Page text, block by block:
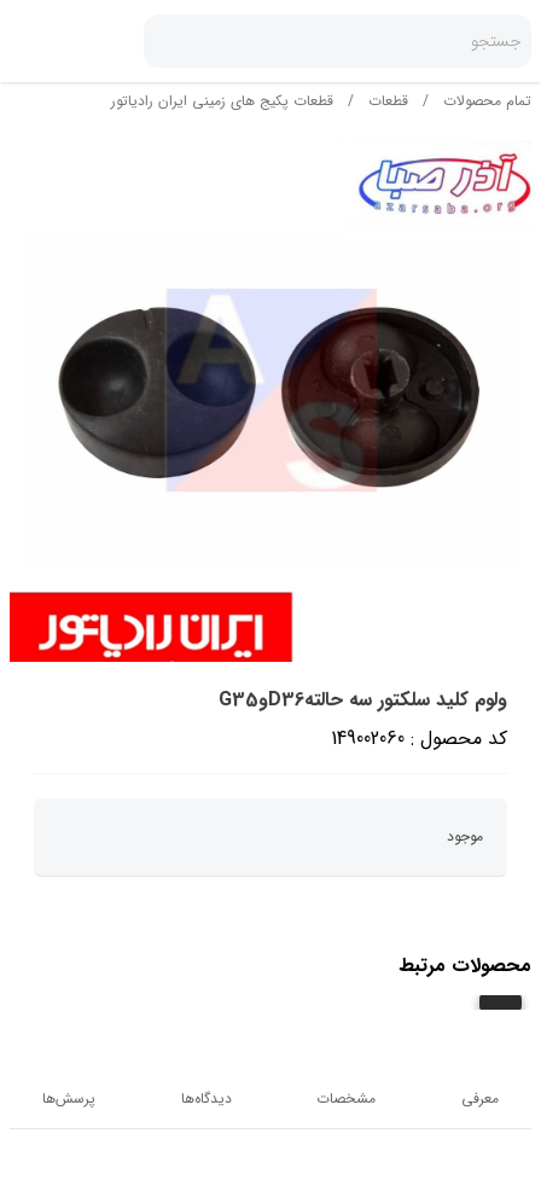
جستجو
تمام محصولات / قطعات / قطعات پکیج های زمینی ایران رادیاتور
ولوم کلید سلکتور سه حالتهD36وG35
کد محصول : 149002060
موجود
محصولات مرتبط
معرفی مشخصات دیدگاه‌ها پرسش‌ها